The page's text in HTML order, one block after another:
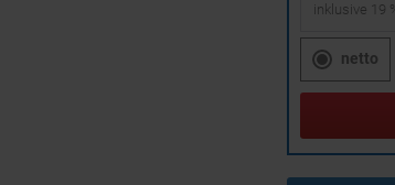
inklusive 19
netto